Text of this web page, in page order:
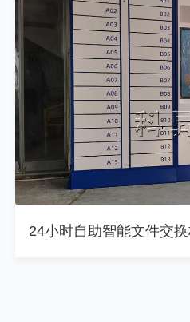
智能公文流转柜系统-